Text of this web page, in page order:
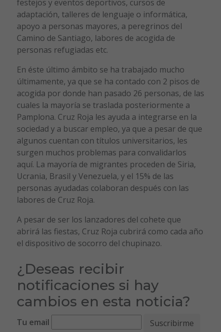
festejos y eventos deportivos, cursos de
adaptación, talleres de lenguaje o informática,
apoyo a personas mayores, a peregrinos del
Camino de Santiago, labores de acogida de
personas refugiadas etc.
En éste último ámbito se ha trabajado mucho
últimamente, ya que se ha contado con 2 pisos de
acogida por donde han pasado 26 personas, de las
cuales la mayoría se traslada posteriormente a
Pamplona. Cruz Roja les ayuda a integrarse en la
sociedad y a buscar empleo, ya que a pesar de que
algunos cuentan con títulos universitarios, les
surgen muchos problemas para convalidarlos
aquí. La mayoría de migrantes proceden de Siria,
Ucrania, Brasil y Venezuela, y el 15% de las
personas ayudadas colaboran después con las
labores de Cruz Roja.
A pesar de ser los lanzadores del cohete que
abrirá las fiestas, Cruz Roja cubrirá como cada año
el dispositivo de socorro del chupinazo.
¿Deseas recibir
notificaciones si hay
cambios en esta noticia?
Tu email